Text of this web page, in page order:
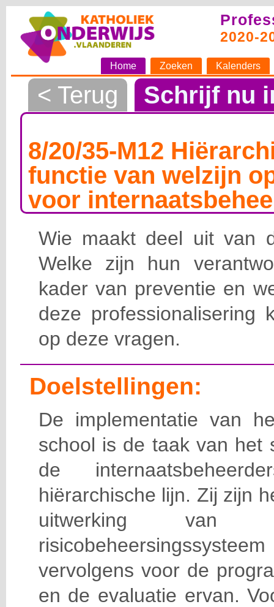
2020-
Home Zoeken Kalenders
< Terug Schrijf nu
8/20/35-M12
functie van welzijn
voor
Wie maakt deel uit van
Welke zijn hun
kader van preventie en
deze professionalisering
op deze vragen.
Doelstellingen:
De implementatie van
school is de taak van het
de
hiërarchische lijn. Zij zijn
uitwerking van
vervolgens voor de
en de evaluatie ervan.